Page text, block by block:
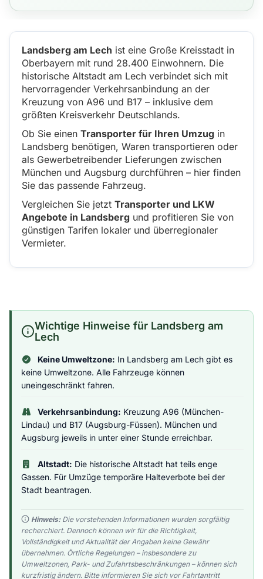
Landsberg am Lech ist eine Große Kreisstadt in
Oberbayern mit rund 28.400 Einwohnern. Die
historische Altstadt am Lech verbindet sich mit
hervorragender Verkehrsanbindung an der
Kreuzung von A96 und B17 – inklusive dem
größten Kreisverkehr Deutschlands.
Ob Sie einen Transporter für Ihren Umzug in
Landsberg benötigen, Waren transportieren oder
als Gewerbetreibender Lieferungen zwischen
München und Augsburg durchführen – hier finden
Sie das passende Fahrzeug.
Vergleichen Sie jetzt Transporter und LKW
Angebote in Landsberg und profitieren Sie von
günstigen Tarifen lokaler und überregionaler
Vermieter.
Wichtige Hinweise für Landsberg am
Lech
Keine Umweltzone: In Landsberg am Lech gibt es
keine Umweltzone. Alle Fahrzeuge können
uneingeschränkt fahren.
Verkehrsanbindung: Kreuzung A96 (München-
Lindau) und B17 (Augsburg-Füssen). München und
Augsburg jeweils in unter einer Stunde erreichbar.
Altstadt: Die historische Altstadt hat teils enge
Gassen. Für Umzüge temporäre Halteverbote bei der
Stadt beantragen.
Hinweis:Die vorstehenden Informationen wurden sorgfältig
recherchiert. Dennoch können wir für die Richtigkeit,
Vollständigkeit und Aktualität der Angaben keine Gewähr
übernehmen. Örtliche Regelungen – insbesondere zu
Umweltzonen, Park- und Zufahrtsbeschränkungen – können sich
kurzfristig ändern. Bitte informieren Sie sich vor Fahrtantritt